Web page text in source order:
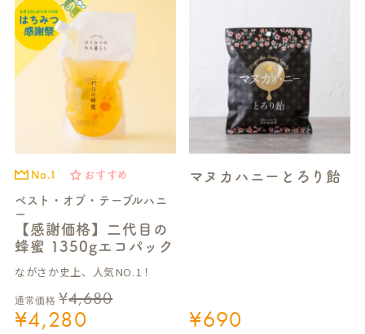
No.1 おすすめ
ベスト・オブ・テーブルハニ
ー
【感謝価格】二代目の
蜂蜜 1350gエコパック
ながさか史上、人気NO.1！
通常価格 ¥4,680
¥4,280
マヌカハニーとろり飴
¥690